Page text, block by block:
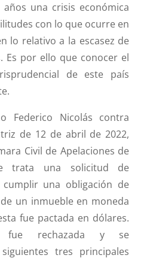
una crisis económica
con lo que ocurre en
lo relativo a la escasez de
Es por ello que conocer el
de este país
Federico Nicolás contra
de 12 de abril de 2022,
Civil de Apelaciones de
trata una solicitud de
una obligación de
un inmueble en moneda
fue pactada en dólares.
fue rechazada y se
tres principales